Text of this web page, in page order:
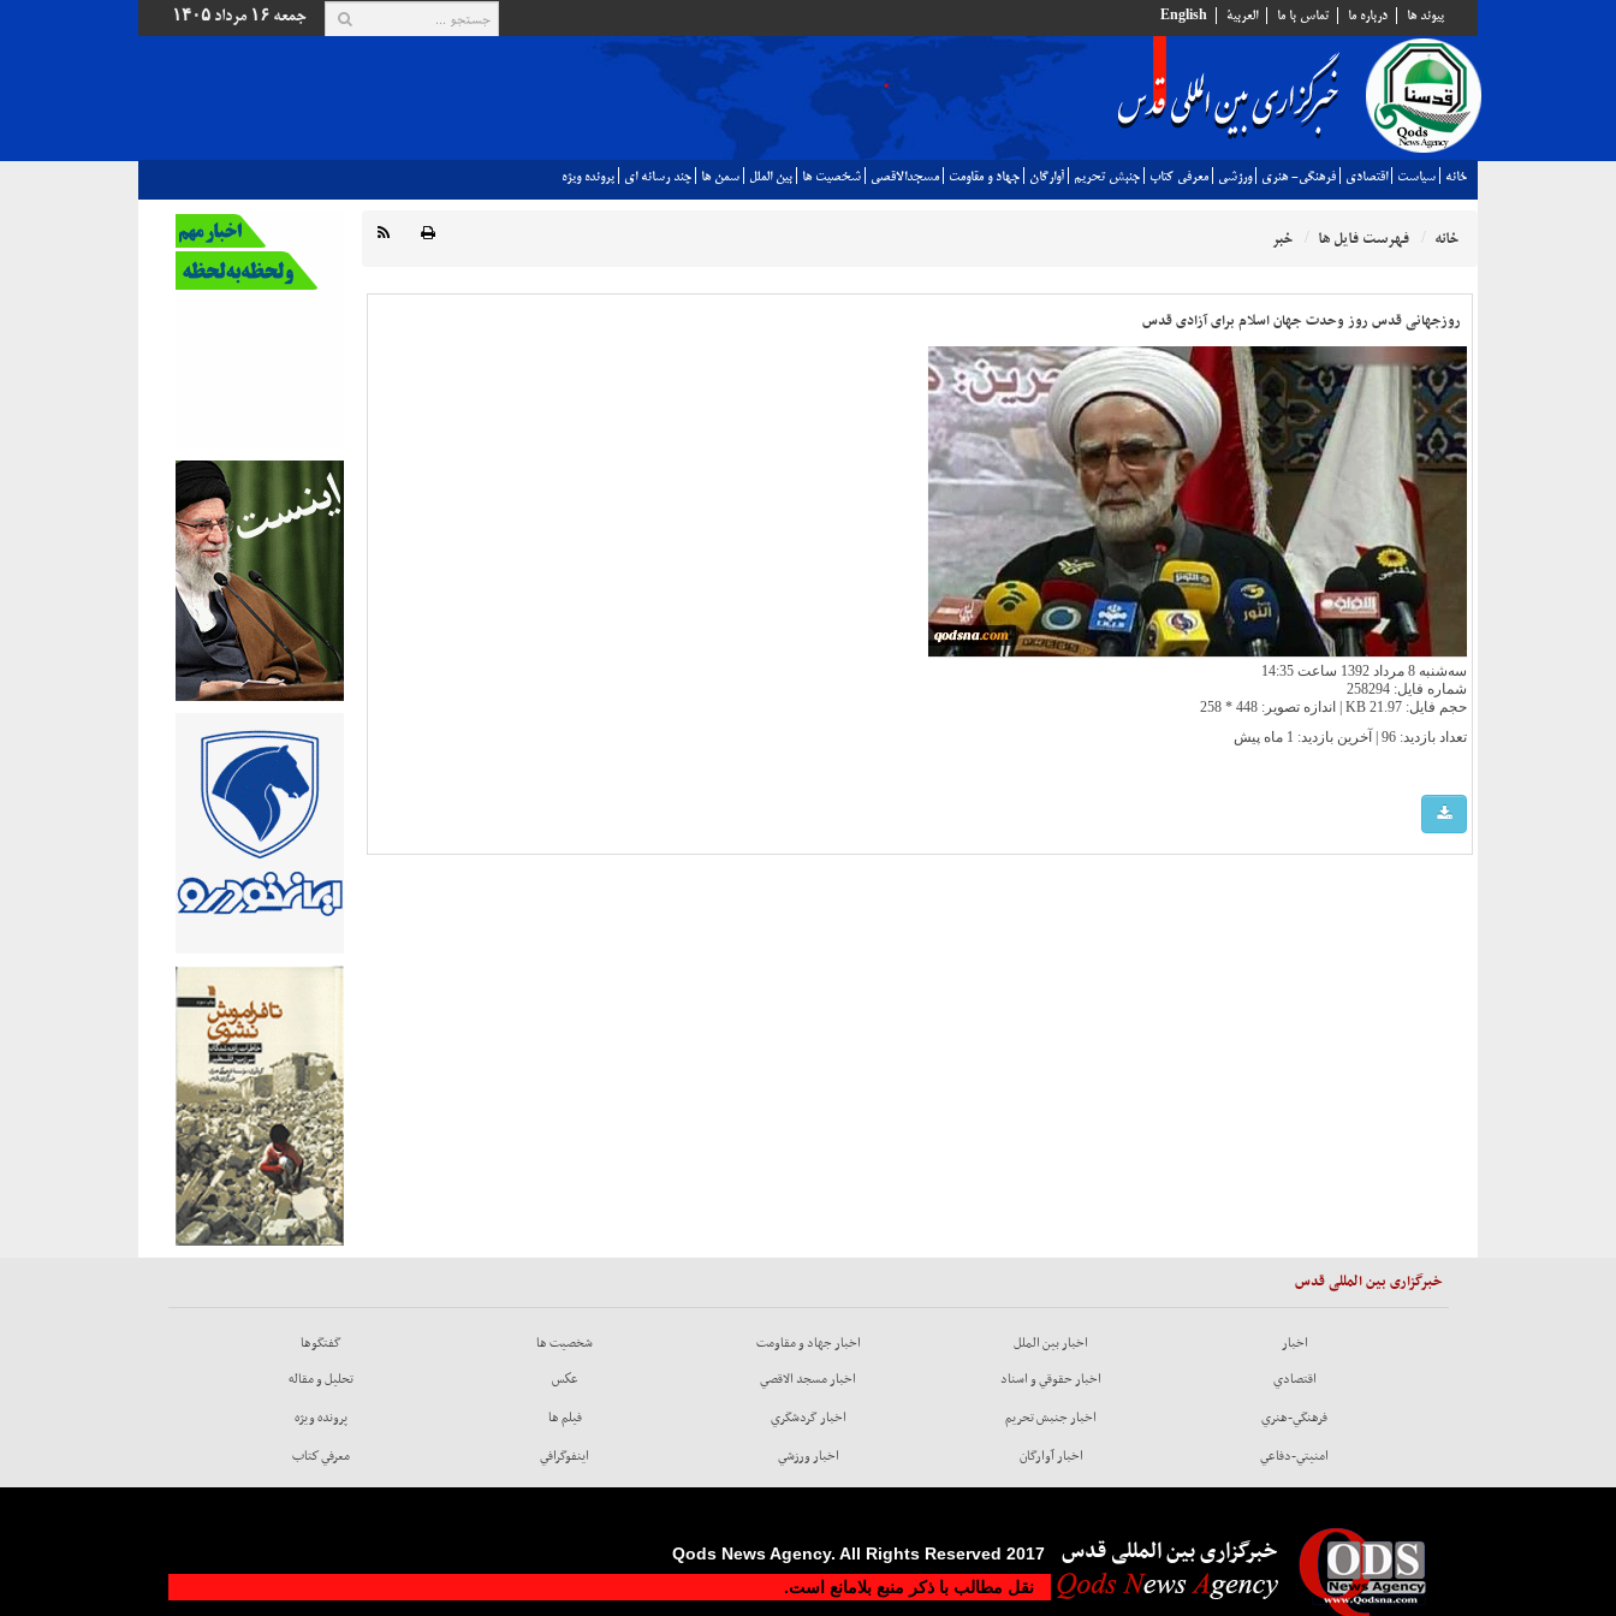
پيوند ها درباره ما تماس با ما العربية English جمعه ۱۶ مرداد ۱۴۰۵
خانه سياست اقتصادي فرهنگي- هنري ورزشي معرفي كتاب جنبش تحريم آوارگان جهاد و مقاومت مسجدالاقصي شخصيت ها بين الملل سمن ها چند رسانه اي پرونده ويژه
خانه فهرست فایل ها خبر
روزجهانی قدس روز وحدت جهان اسلام برای آزادی قدس
سه‌شنبه 8 مرداد 1392 ساعت 14:35
شماره فایل: 258294
حجم فایل: 21.97 KB | اندازه تصویر: 448 * 258
تعداد بازدید: 96 | آخرین بازدید:
1 ماه پیش
خبرگزاری بین المللی قدس
اخبار
اقتصادي
فرهنگي-هنري
امنيتي-دفاعي
اخبار بين الملل
اخبار حقوقي و اسناد
اخبار جنبش تحريم
اخبار آوارگان
اخبار جهاد و مقاومت
اخبار مسجد الاقصي
اخبار گردشگري
اخبار ورزشي
شخصيت ها
عكس
فيلم ها
اينفوگرافي
گفتگوها
تحليل و مقاله
پرونده ويژه
معرفي كتاب
خبرگزاری بین المللی قدس
2017 Qods News Agency. All Rights Reserved
نقل مطالب با ذکر منبع بلامانع است.